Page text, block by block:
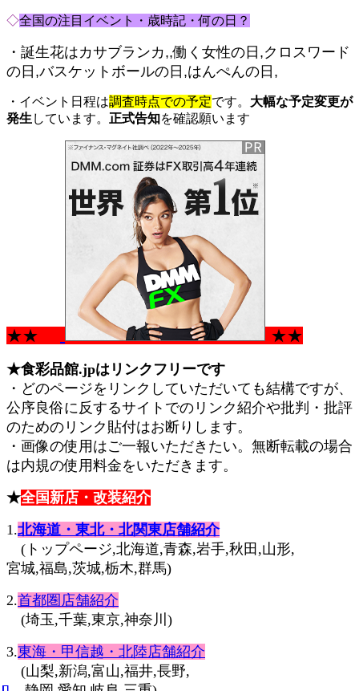
◇全国の注目イベント・歳時記・何の日？
・誕生花はカサブランカ,,働く女性の日,クロスワード
の日,バスケットボールの日,はんぺんの日,
・イベント日程は調査時点での予定です。 大幅な予定変更が
発生 しています。 正式告知を確認願います
★★ ★★
★食彩品館.jpはリンクフリーです
・どのページをリンクしていただいても結構ですが、
公序良俗に反するサイトでのリンク紹介や批判・批評
のためのリンク貼付はお断りします。
・画像の使用はご一報いただきたい。無断転載の場合
は内規の使用料金をいただきます。
★全国新店・改装紹介
1.北海道・東北・北関東店舗紹介
(トップページ,北海道,青森,岩手,秋田,山形,
宮城,福島,茨城,栃木,群馬)
2.首都圏店舗紹介
(埼玉,千葉,東京,神奈川)
3.東海・甲信越・北陸店舗紹介
(山梨,新潟,富山,福井,長野,